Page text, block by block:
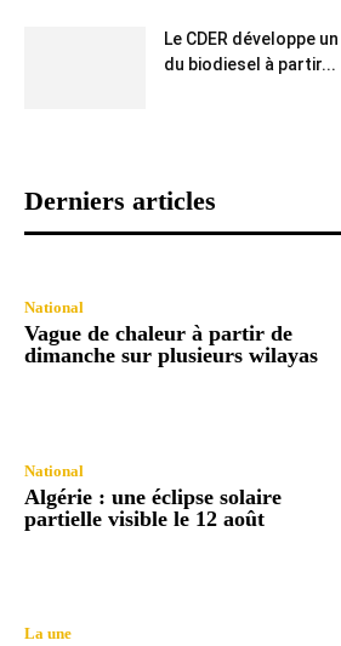
Le CDER développe
du biodiesel à partir...
Derniers articles
National
Vague de chaleur à partir de
dimanche sur plusieurs wilayas
National
Algérie : une éclipse solaire
partielle visible le 12 août
La une